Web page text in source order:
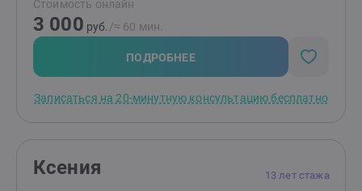
Стоимость онлайн
3 000 руб. /≈ 60 мин.
ПОДРОБНЕЕ
Записаться на 20-минутную консультацию бесплатно
13 лет стажа
Ксения